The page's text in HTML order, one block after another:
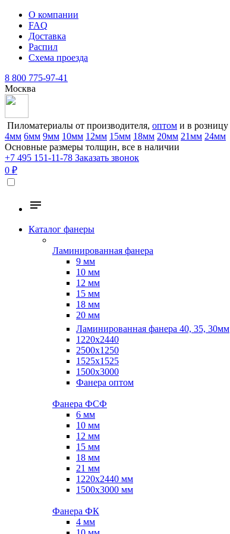
О компании
FAQ
Доставка
Распил
Схема проезда
8 800 775-97-41
Москва
Пиломатериалы от производителя, оптом и в розницу
4мм 6мм 9мм 10мм 12мм 15мм 18мм 20мм 21мм 24мм
Основные размеры толщин, все в наличии
+7 495 151-11-78 Заказать звонок
0 ₽
Каталог фанеры
Ламинированная фанера
9 мм
10 мм
12 мм
15 мм
18 мм
20 мм
Ламинированная фанера 40, 35, 30мм
1220x2440
2500x1250
1525x1525
1500x3000
Фанера оптом
Фанера ФСФ
6 мм
10 мм
12 мм
15 мм
18 мм
21 мм
1220х2440 мм
1500х3000 мм
Фанера ФК
4 мм